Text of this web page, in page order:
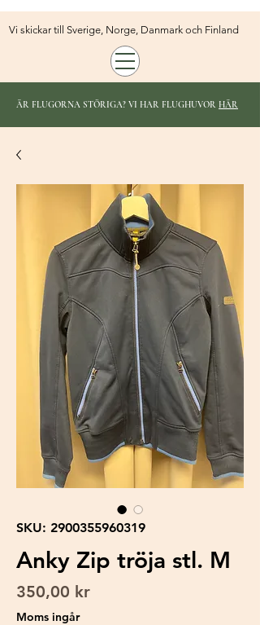
Vi skickar till Sverige, Norge, Danmark och Finland
ÄR FLUGORNA STÖRIGA? VI HAR FLUGHUVOR HÄR
SKU: 2900355960319
Anky Zip tröja stl. M
350,00 krPris
Moms ingår